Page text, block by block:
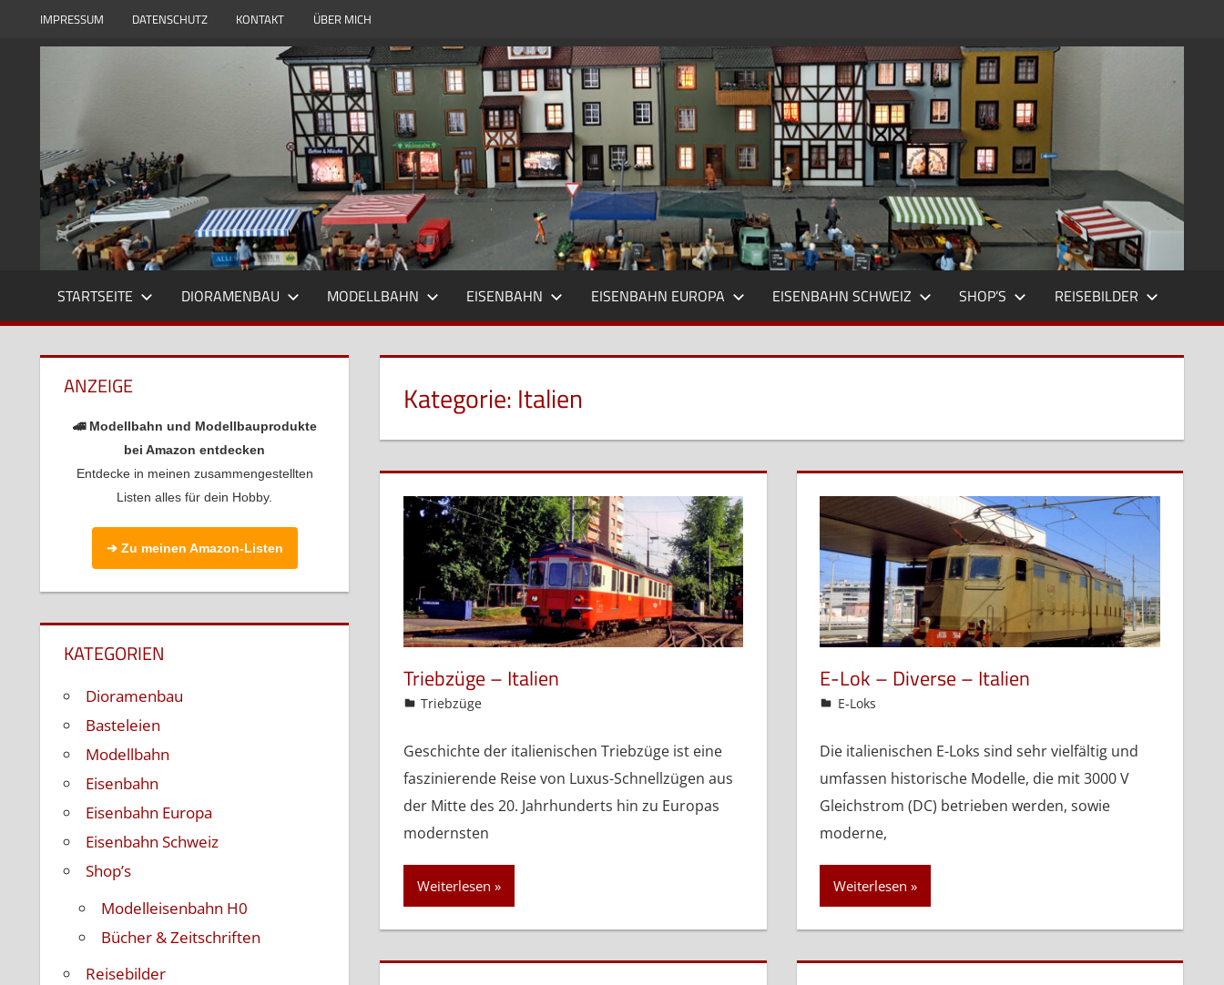
IMPRESSUM DATENSCHUTZ KONTAKT ÜBER MICH
Modellbauwelt24
Modell
1zu87,
Eisenbahn
und
Reisebilder
STARTSEITE DIORAMENBAU MODELLBAHN EISENBAHN EISENBAHN EUROPA EISENBAHN SCHWEIZ SHOP’S REISEBILDER
Kategorie: Italien
Triebzüge – Italien
admin
Triebzüge
Geschichte der italienischen Triebzüge ist eine
faszinierende Reise von Luxus-Schnellzügen aus
der Mitte des 20. Jahrhunderts hin zu Europas
modernsten
Weiterlesen
E-Lok – Diverse – Italien
admin
E-Loks
Die italienischen E-Loks sind sehr vielfältig und
umfassen historische Modelle, die mit 3000 V
Gleichstrom (DC) betrieben werden, sowie
moderne,
Weiterlesen
ANZEIGE
🚄 Modellbahn und Modellbauprodukte
bei Amazon entdecken
Entdecke in meinen zusammengestellten
Listen alles für dein Hobby.
➔ Zu meinen Amazon-Listen
KATEGORIEN
Dioramenbau
Basteleien
Modellbahn
Eisenbahn
Eisenbahn Europa
Eisenbahn Schweiz
Shop’s
Modelleisenbahn H0
Bücher & Zeitschriften
Reisebilder